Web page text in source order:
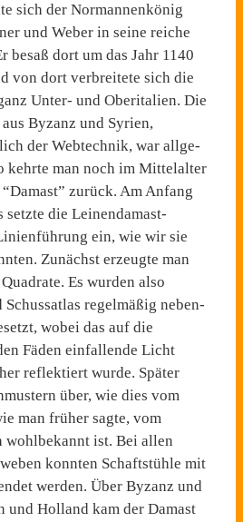
sich der Normannen­könig
und Weber in seine reiche
besaß dort um das Jahr 1140
von dort verbreitete sich die
Unter- und Oberitalien. Die
Byzanz und Syrien,
der Webtechnik, war allge­
kehrte man noch im Mittelalter
zurück. Am Anfang
setzte die Leinendamast­
ein, wie wir sie
Zunächst erzeugte man
Es wurden also
regelmäßig neben-
wobei das auf die
Fä­den einfallende Licht
reflektiert wur­de. Später
über, wie dies vom
man früher sagte, vom
wohlbekannt ist. Bei allen
konnten Schaftstühle mit
werden. Über Byzanz und
und Holland kam der Damast